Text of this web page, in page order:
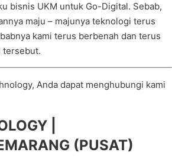
bisnis UKM untuk Go-Digital. Sebab,
maju – majunya teknologi terus
kami terus berbenah dan terus
tersebut.
Anda dapat menghubungi kami
|
(PUSAT)